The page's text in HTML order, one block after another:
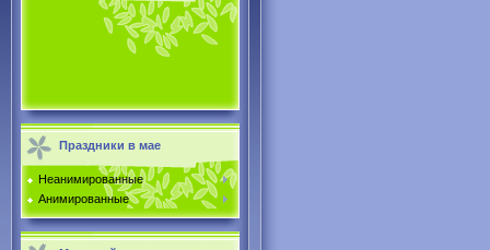
Праздники в мае
Неанимированные
Анимированные